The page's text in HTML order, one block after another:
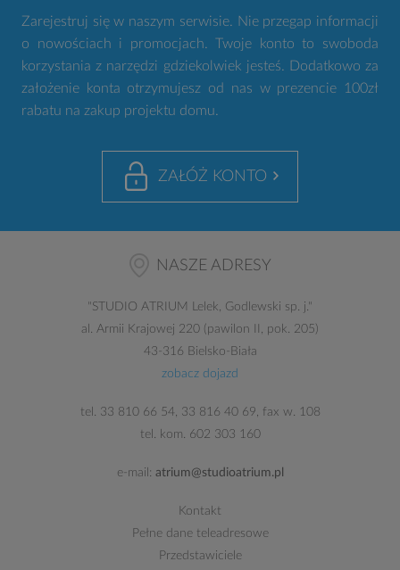
Zarejestruj się w naszym serwisie. Nie przegap informacji
o nowościach i promocjach. Twoje konto to swoboda
korzystania z narzędzi gdziekolwiek jesteś. Dodatkowo za
założenie konta otrzymujesz od nas w prezencie 100zł
rabatu na zakup projektu domu.
ZAŁÓŻ KONTO
NASZE ADRESY
"STUDIO ATRIUM Lelek, Godlewski sp. j."
al. Armii Krajowej 220 (pawilon II, pok. 205)
43-316 Bielsko-Biała
zobacz dojazd
tel. 33 810 66 54, 33 816 40 69, fax w. 108
tel. kom. 602 303 160
e-mail: atrium@studioatrium.pl
Kontakt
Pełne dane teleadresowe
Przedstawiciele